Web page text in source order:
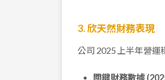
3. 欣天然財務表現
公司 2025 上半年營
關鍵財務數據